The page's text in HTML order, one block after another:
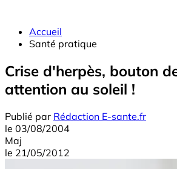
Accueil
Santé pratique
Crise d'herpès, bouton
attention au soleil !
Publié par Rédaction E-sante.fr
le 03/08/2004
Maj
le 21/05/2012